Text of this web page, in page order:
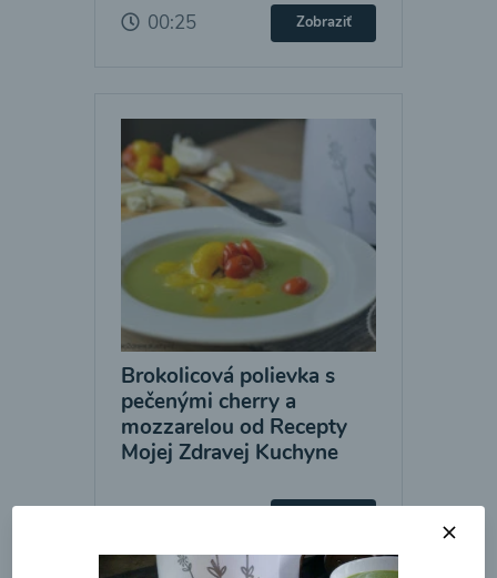
00:25 Zobraziť
Brokolicová polievka s
pečenými cherry a
mozzarelou od Recepty
Mojej Zdravej Kuchyne